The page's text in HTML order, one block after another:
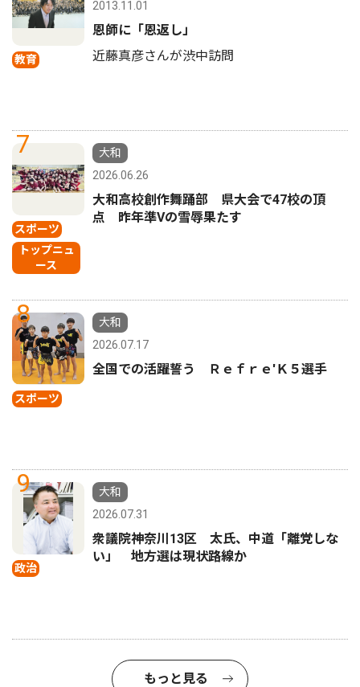
教育
2013.11.01
恩師に「恩返し」
近藤真彦さんが渋中訪問
7
スポーツ
トップニュ
ース
大和
2026.06.26
大和高校創作舞踊部 県大会で47校の頂
点 昨年準Vの雪辱果たす
8
スポーツ
大和
2026.07.17
全国での活躍誓う Ｒｅｆｒｅ'Ｋ５選手
9
政治
大和
2026.07.31
衆議院神奈川13区 太氏、中道「離党しな
い」 地方選は現状路線か
もっと見る